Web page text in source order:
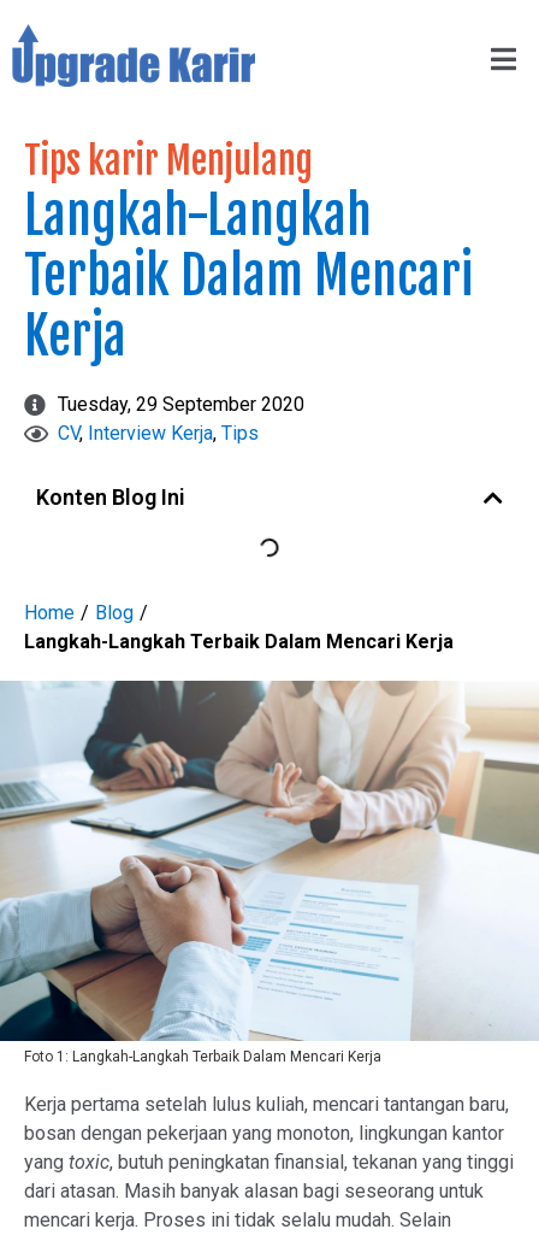
Tips karir Menjulang
Langkah-Langkah
Terbaik Dalam Mencari
Kerja
Tuesday, 29 September 2020
CV, Interview Kerja, Tips
Konten Blog Ini
Home / Blog /
Langkah-Langkah Terbaik Dalam Mencari Kerja
Foto 1: Langkah-Langkah Terbaik Dalam Mencari Kerja
Kerja pertama setelah lulus kuliah, mencari tantangan baru,
bosan dengan pekerjaan yang monoton, lingkungan kantor
yang toxic, butuh peningkatan finansial, tekanan yang tinggi
dari atasan. Masih banyak alasan bagi seseorang untuk
mencari kerja. Proses ini tidak selalu mudah. Selain